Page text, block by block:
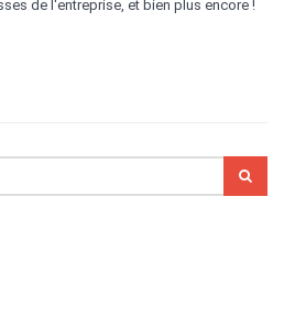
de l'entreprise, et bien plus encore !